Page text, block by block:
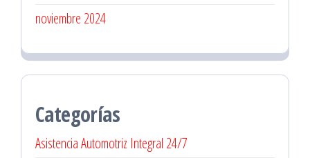
noviembre 2024
Categorías
Asistencia Automotriz Integral 24/7